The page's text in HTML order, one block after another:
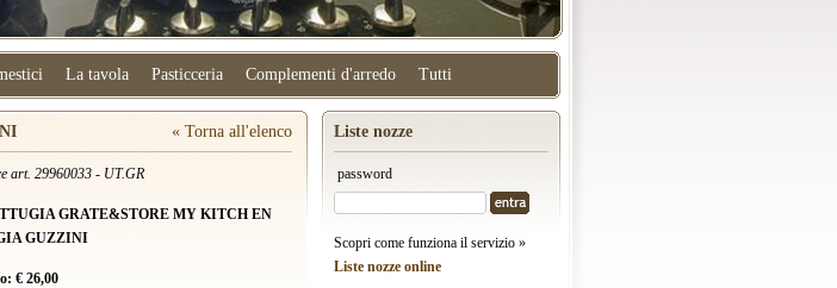
La tavola Pasticceria Complementi d'arredo Tutti
« Torna all'elenco
art. 29960033 - UT.GR
GRATE&STORE MY KITCH EN
GUZZINI
€ 26,00
Liste nozze
password
Scopri come funziona il servizio »
Liste nozze online